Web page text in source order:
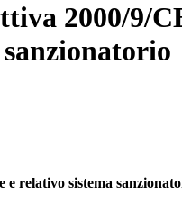
2000/9/
relativo sistema